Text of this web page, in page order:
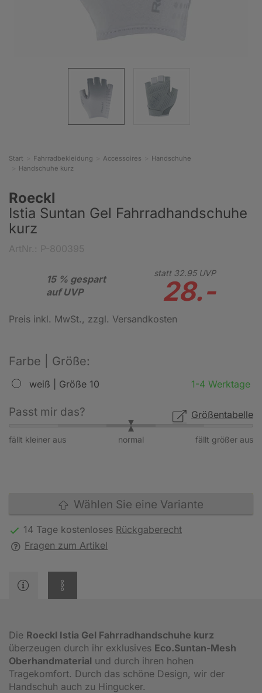
Start Fahrradbekleidung Accessoires
Handschuhe
Handschuhe kurz
Roeckl
Istia Suntan Gel Fahrradhandschuhe
kurz
15 % gespart
auf UVP
statt 32.95UVP
28.-
Preis inkl. MwSt., zzgl. Versandkosten
Farbe | Größe:
weiß | Größe 10 1-4 Werktage
Größentabelle
Passt mir das?
fällt kleiner aus fällt größer aus
normal
Wählen Sie eine Variante
14 Tage kostenloses Rückgaberecht
Fragen zum Artikel
Die Roeckl Istia Gel Fahrradhandschuhe kurz
überzeugen durch ihr exklusives Eco.Suntan-Mesh
Oberhandmaterial und durch ihren hohen
Tragekomfort. Durch das schöne Design, wir der
Handschuh auch zu Hingucker.